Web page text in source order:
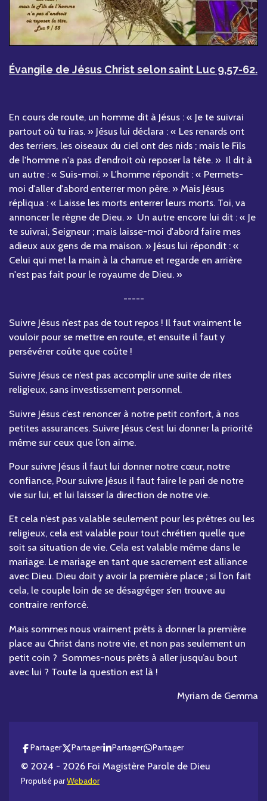
Évangile de Jésus Christ selon saint Luc 9,57-62.
En cours de route, un homme dit à Jésus : « Je te suivrai
partout où tu iras. » Jésus lui déclara : « Les renards ont
des terriers, les oiseaux du ciel ont des nids ; mais le Fils
de l'homme n'a pas d'endroit où reposer la tête. » Il dit à
un autre : « Suis-moi. » L'homme répondit : « Permets-
moi d'aller d'abord enterrer mon père. » Mais Jésus
répliqua : « Laisse les morts enterrer leurs morts. Toi, va
annoncer le règne de Dieu. » Un autre encore lui dit : « Je
te suivrai, Seigneur ; mais laisse-moi d'abord faire mes
adieux aux gens de ma maison. » Jésus lui répondit : «
Celui qui met la main à la charrue et regarde en arrière
n'est pas fait pour le royaume de Dieu. »
-----
Suivre Jésus n’est pas de tout repos ! Il faut vraiment le
vouloir pour se mettre en route, et ensuite il faut y
persévérer coûte que coûte !
Suivre Jésus ce n’est pas accomplir une suite de rites
religieux, sans investissement personnel.
Suivre Jésus c’est renoncer à notre petit confort, à nos
petites assurances. Suivre Jésus c’est lui donner la priorité
même sur ceux que l’on aime.
Pour suivre Jésus il faut lui donner notre cœur, notre
confiance, Pour suivre Jésus il faut faire le pari de notre
vie sur lui, et lui laisser la direction de notre vie.
Et cela n’est pas valable seulement pour les prêtres ou les
religieux, cela est valable pour tout chrétien quelle que
soit sa situation de vie. Cela est valable même dans le
mariage. Le mariage en tant que sacrement est alliance
avec Dieu. Dieu doit y avoir la première place ; si l’on fait
cela, le couple loin de se désagréger s’en trouve au
contraire renforcé.
Mais sommes nous vraiment prêts à donner la première
place au Christ dans notre vie, et non pas seulement un
petit coin ? Sommes-nous prêts à aller jusqu’au bout
avec lui ? Toute la question est là !
Myriam de Gemma
Partager Partager Partager Partager
© 2024 - 2026 Foi Magistère Parole de Dieu
Propulsé parWebador